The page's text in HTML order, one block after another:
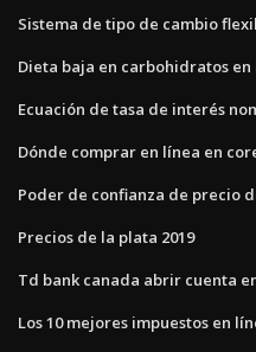
Sistema de tipo de cambio
Dieta baja en carbohidratos en
Ecuación de tasa de interés
Dónde comprar en línea en
Poder de confianza de precio
Precios de la plata 2019
Td bank canada abrir cuenta
Los 10 mejores impuestos en